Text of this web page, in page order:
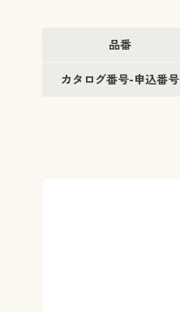
品番
カタログ番号-申込番号